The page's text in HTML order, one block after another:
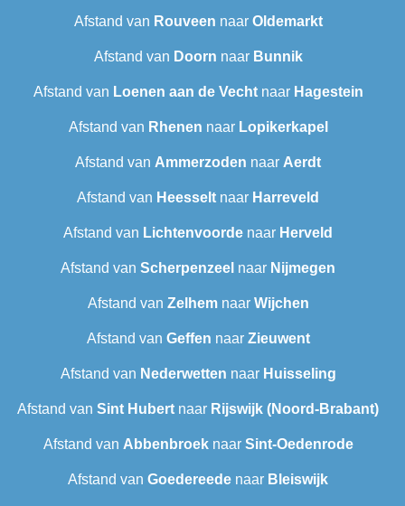
Afstand van Rouveen naar Oldemarkt
Afstand van Doorn naar Bunnik
Afstand van Loenen aan de Vechtnaar Hagestein
Afstand van Rhenen naar Lopikerkapel
Afstand van Ammerzoden naar Aerdt
Afstand van Heesselt naar Harreveld
Afstand van Lichtenvoorde naar Herveld
Afstand van Scherpenzeel naar Nijmegen
Afstand van Zelhemnaar Wijchen
Afstand van Geffen naar Zieuwent
Afstand van Nederwetten naar Huisseling
Afstand van Sint Hubert naar Rijswijk (Noord-Brabant)
Afstand van Abbenbroeknaar Sint-Oedenrode
Afstand van Goedereede naar Bleiswijk